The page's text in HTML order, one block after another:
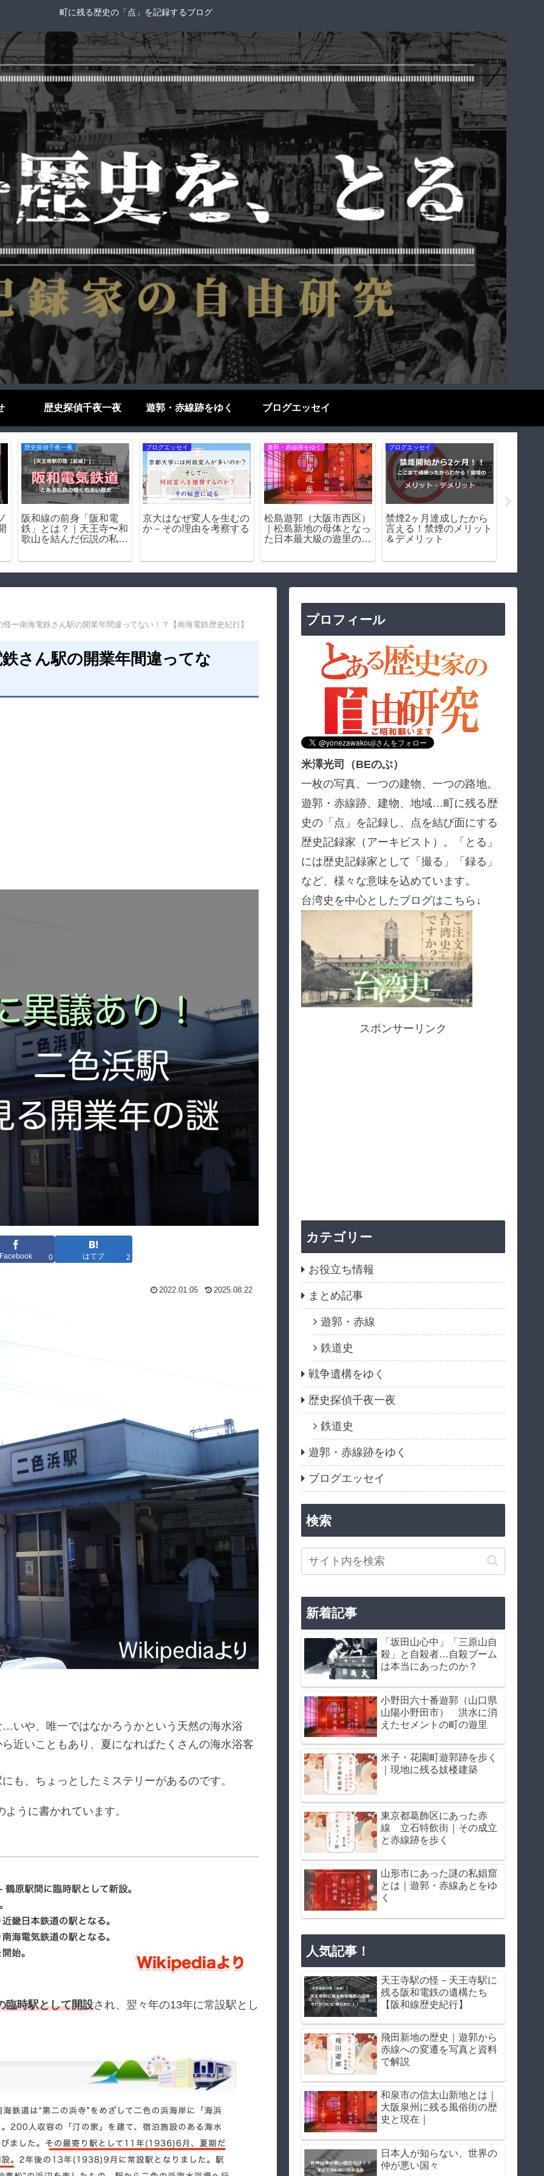
町に残る歴史の「点」を記録するブログ
歴史探偵千夜一夜 遊郭・赤線跡をゆく ブログエッセイ
歴史探偵千夜一夜
飛田新地の「嘆きの壁」
｜遊郭を囲った壁の痕跡
ブログエッセイ
日本語はなぜ難しい？外
国人が苦戦する5つの理
歴史探偵千夜一夜
横山やすし－昭和最後の
芸人の幼少期を訪ねる
遊郭・赤線跡をゆく
天王新地の歴史（和歌山
県和歌山市）｜遊郭・赤
線跡をゆく｜
ー南海電鉄さん駅の開業年間違ってない！？【南海電鉄歴史紀行】
さん駅の開業年間違ってな
Facebook 0 はてブ 2
2022.01.05 2025.08.22
いや、唯一ではなかろうかという天然の海水浴
近いこともあり、夏になればたくさんの海水浴客
も、ちょっとしたミステリーがあるのです。
うに書かれています。
臨時駅として開設され、翌々年の13年に常設駅とし
プロフィール
米澤光司（BEのぶ）
一枚の写真、一つの建物、一つの路地。
遊郭・赤線跡、建物、地域…町に残る歴
史の「点」を記録し、点を結び面にする
歴史記録家（アーキビスト）。「とる」
には歴史記録家として「撮る」「録る」
など、様々な意味を込めています。
台湾史を中心としたブログはこちら↓
スポンサーリンク
カテゴリー
お役立ち情報
まとめ記事
遊郭・赤線
鉄道史
戦争遺構をゆく
歴史探偵千夜一夜
鉄道史
遊郭・赤線跡をゆく
ブログエッセイ
検索
新着記事
「坂田山心中」「三原山自
殺」と自殺者…自殺ブーム
は本当にあったのか？
小野田六十番遊郭（山口県
山陽小野田市） 洪水に消
えたセメントの町の遊里
米子・花園町遊郭跡を歩く
｜現地に残る妓楼建築
東京都葛飾区にあった赤
線 立石特飲街｜その成立
と赤線跡を歩く
山形市にあった謎の私娼窟
とは｜遊郭・赤線あとをゆ
く
人気記事！
天王寺駅の怪－天王寺駅に
残る阪和電鉄の遺構たち
【阪和線歴史紀行】
飛田新地の歴史｜遊郭から
赤線への変遷を写真と資料
で解説
和泉市の信太山新地とは｜
大阪泉州に残る風俗街の歴
史と現在｜
日本人が知らない、世界の
仲が悪い国々